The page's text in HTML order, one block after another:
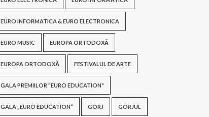
EURO INFORMATICA & EURO ELECTRONICA
EURO MUSIC EUROPA ORTODOXĂ
EUROPA ORTODOXĂ FESTIVALUL DE ARTE
GALA PREMIILOR "EURO EDUCATION"
GALA „EURO EDUCATION” GORJ GORJUL